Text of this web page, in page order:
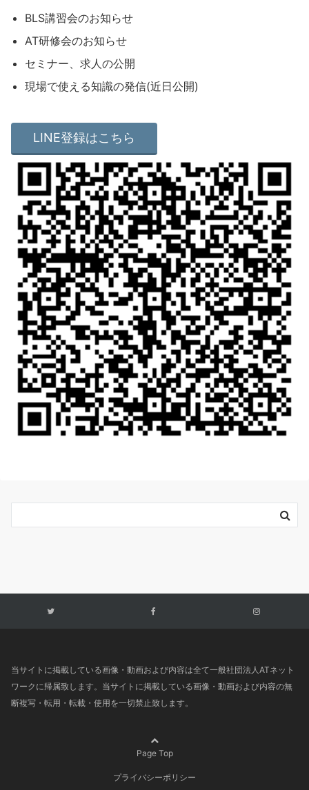
BLS講習会のお知らせ
AT研修会のお知らせ
セミナー、求人の公開
現場で使える知識の発信(近日公開)
LINE登録はこちら
当サイトに掲載している画像・動画および内容は全て一般社団法人ATネット
ワークに帰属致します。当サイトに掲載している画像・動画および内容の無
断複写・転用・転載・使用を一切禁止致します。
Page Top
プライバシーポリシー